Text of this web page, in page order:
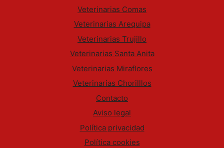
Veterinarias Comas
Veterinarias Arequipa
Veterinarias Trujillo
Veterinarias Santa Anita
Veterinarias Miraflores
Veterinarias Chorilllos
Contacto
Aviso legal
Política privacidad
Política cookies